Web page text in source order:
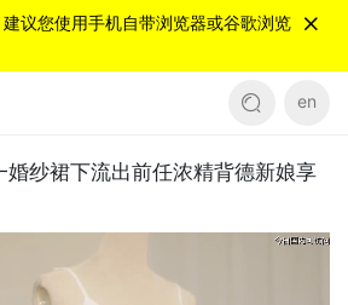
议您使用手机自带浏览器或谷歌浏览
en
婚纱裙下流出前任浓精背德新娘享